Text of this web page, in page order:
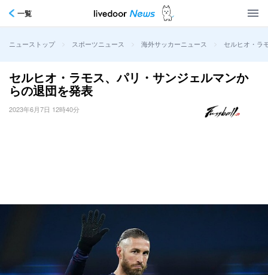
一覧
ニューストップ > スポーツニュース > 海外サッカーニュース > セルヒオ・ラ
セルヒオ・ラモス、パリ・サンジェルマンか
らの退団を発表
2023年6月7日 12時40分